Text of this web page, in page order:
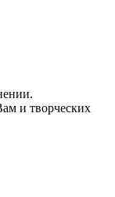
и творческих